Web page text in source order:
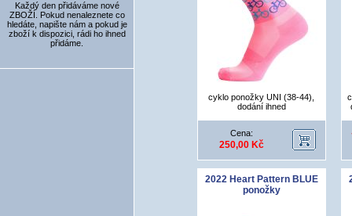
Každý den přidáváme nové
ZBOŽÍ. Pokud nenaleznete co
hledáte, napište nám a pokud je
zboží k dispozici, rádi ho ihned
přidáme.
cyklo ponožky UNI (38-44),
dodání ihned
Cena:
250,00 Kč
2022 Heart Pattern BLUE
ponožky